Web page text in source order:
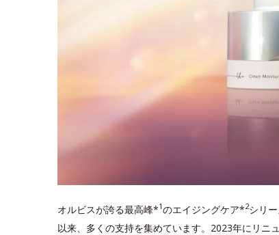
オルビスが誇る最高峰*1のエイジングケア*2シリ
以来、多くの支持を集めています。2023年にリニ